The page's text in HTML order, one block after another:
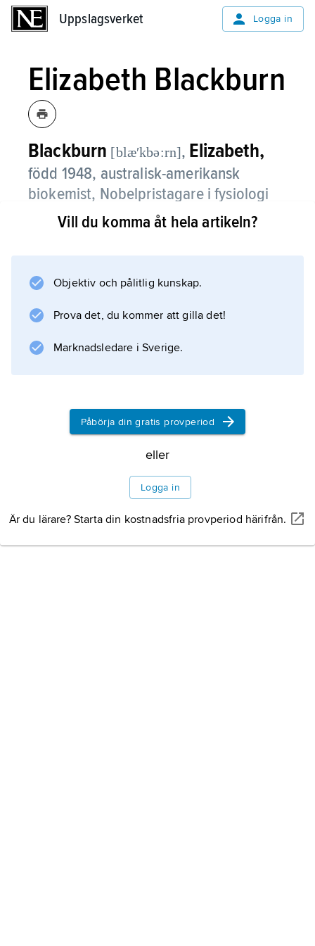
Uppslagsverket Logga in
Elizabeth Blackburn
Blackburn [blæʹkbə:rn], Elizabeth,
född 1948, australisk-amerikansk
biokemist, Nobelpristagare i fysiologi
eller medicin 2009.
molekylärbiologi vid University of California,
biologi och fysiologi vid University of
California, San Francisco.
Information om artikeln
Vill du komma åt hela artikeln?
Objektiv och pålitlig kunskap.
Prova det, du kommer att gilla det!
Marknadsledare i Sverige.
Påbörja din gratis provperiod
eller
Logga in
Är du lärare? Starta din kostnadsfria provperiod härifrån.